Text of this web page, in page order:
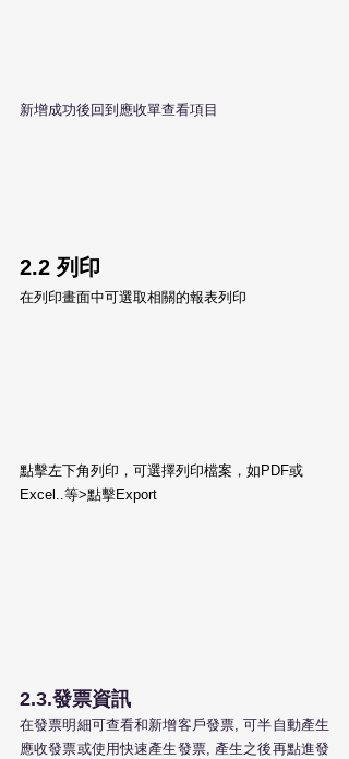
新增成功後回到應收單查看項目
2.2 列印
在列印畫面中可選取相關的報表列印
點擊左下角列印，可選擇列印檔案，如PDF或
Excel..等>點擊Export
2.3.發票資訊
在發票明細可查看和新增客戶發票, 可半自動產生
應收發票或使用快速產生發票, 產生之後再點進發